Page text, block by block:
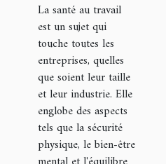
entreprises
La santé au travail
est un sujet qui
touche toutes les
entreprises, quelles
que soient leur taille
et leur industrie. Elle
englobe des aspects
tels que la sécurité
physique, le bien-être